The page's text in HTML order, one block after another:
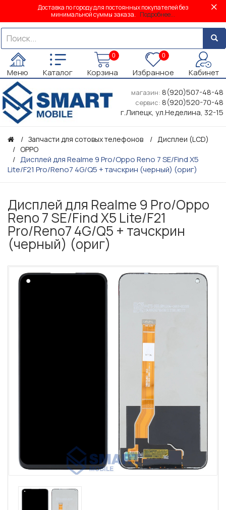
Доставка по городу для постоянных покупателей без
минимальной суммы заказа. Подробнее...
Меню Каталог
0
Корзина
0
Избранное Кабинет
магазин: 8(920)507-48-48
сервис: 8(920)520-70-48
г.Липецк, ул.Неделина, 32-15
Запчасти для сотовых телефонов
Дисплеи (LCD)
OPPO
Дисплей для Realme 9 Pro/Oppo Reno 7 SE/Find X5
Lite/F21 Pro/Reno7 4G/Q5 + тачскрин (черный) (ориг)
Дисплей для Realme 9 Pro/Oppo
Reno 7 SE/Find X5 Lite/F21
Pro/Reno7 4G/Q5 + тачскрин
(черный) (ориг)